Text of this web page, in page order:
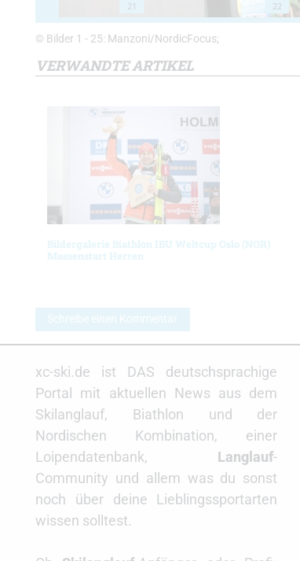
21 22
© Bilder 1 - 25: Manzoni/NordicFocus;
VERWANDTE ARTIKEL
Bildergalerie Biathlon IBU Weltcup Oslo (NOR)
Massenstart Herren
Schreibe einen Kommentar
xc-ski.de ist DAS deutschsprachige
Portal mit aktuellen News aus dem
Skilanglauf, Biathlon und der
Nordischen Kombination, einer
Loipendatenbank, Langlauf-
Community und allem was du sonst
noch über deine Lieblingssportarten
wissen solltest.